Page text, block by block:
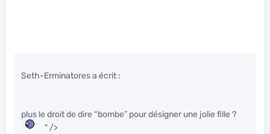
Seth-Erminatores a écrit :
plus le droit de dire “bombe” pour désigner une jolie fille ?
" />